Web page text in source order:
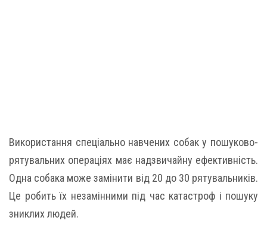
Використання спеціально навчених собак у пошуково-
рятувальних операціях має надзвичайну ефективність.
Одна собака може замінити від 20 до 30 рятувальників.
Це робить їх незамінними під час катастроф і пошуку
зниклих людей.